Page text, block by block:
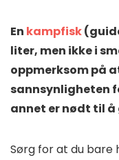
En kampfisk
liter, men ikke i
oppmerksom på
sannsynligheten
annet er nødt til
Sørg for at du bare